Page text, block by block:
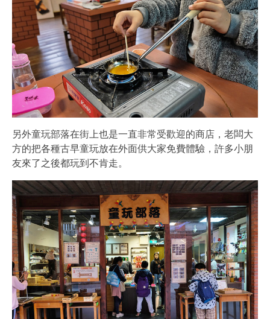
另外童玩部落在街上也是一直非常受歡迎的商店，老闆大
方的把各種古早童玩放在外面供大家免費體驗，許多小朋
友來了之後都玩到不肯走。